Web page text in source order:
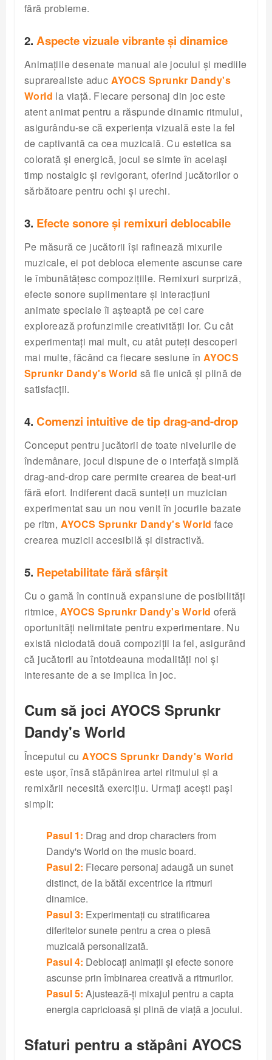
fără probleme.
2. Aspecte vizuale vibrante și dinamice
Animațiile desenate manual ale jocului și mediile
suprarealiste aduc AYOCS Sprunkr Dandy's
World la viață. Fiecare personaj din joc este
atent animat pentru a răspunde dinamic ritmului,
asigurându-se că experiența vizuală este la fel
de captivantă ca cea muzicală. Cu estetica sa
colorată și energică, jocul se simte în același
timp nostalgic și revigorant, oferind jucătorilor o
sărbătoare pentru ochi și urechi.
3. Efecte sonore și remixuri deblocabile
Pe măsură ce jucătorii își rafinează mixurile
muzicale, ei pot debloca elemente ascunse care
le îmbunătățesc compozițiile. Remixuri surpriză,
efecte sonore suplimentare și interacțiuni
animate speciale îi așteaptă pe cei care
explorează profunzimile creativității lor. Cu cât
experimentați mai mult, cu atât puteți descoperi
mai multe, făcând ca fiecare sesiune în AYOCS
Sprunkr Dandy's World să fie unică și plină de
satisfacții.
4. Comenzi intuitive de tip drag-and-drop
Conceput pentru jucătorii de toate nivelurile de
îndemânare, jocul dispune de o interfață simplă
drag-and-drop care permite crearea de beat-uri
fără efort. Indiferent dacă sunteți un muzician
experimentat sau un nou venit în jocurile bazate
pe ritm, AYOCS Sprunkr Dandy's World face
crearea muzicii accesibilă și distractivă.
5. Repetabilitate fără sfârșit
Cu o gamă în continuă expansiune de posibilități
ritmice, AYOCS Sprunkr Dandy's World oferă
oportunități nelimitate pentru experimentare. Nu
există niciodată două compoziții la fel, asigurând
că jucătorii au întotdeauna modalități noi și
interesante de a se implica în joc.
Cum să joci AYOCS Sprunkr
Dandy's World
Începutul cuAYOCS Sprunkr Dandy's World
este ușor, însă stăpânirea artei ritmului și a
remixării necesită exercițiu. Urmați acești pași
simpli:
Pasul 1: Drag and drop characters from
Dandy's World on the music board.
Pasul 2: Fiecare personaj adaugă un sunet
distinct, de la bătăi excentrice la ritmuri
dinamice.
Pasul 3: Experimentați cu stratificarea
diferitelor sunete pentru a crea o piesă
muzicală personalizată.
Pasul 4: Deblocați animații și efecte sonore
ascunse prin îmbinarea creativă a ritmurilor.
Pasul 5: Ajustează-ți mixajul pentru a capta
energia capricioasă și plină de viață a jocului.
Sfaturi pentru a stăpâni AYOCS